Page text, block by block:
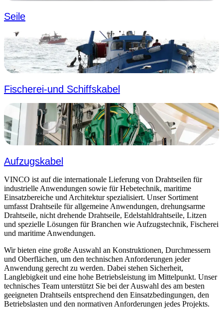
Seile
Fischerei-und Schiffskabel
Aufzugskabel
VINCO ist auf die internationale Lieferung von Drahtseilen für
industrielle Anwendungen sowie für Hebetechnik, maritime
Einsatzbereiche und Architektur spezialisiert. Unser Sortiment
umfasst Drahtseile für allgemeine Anwendungen, drehungsarme
Drahtseile, nicht drehende Drahtseile, Edelstahldrahtseile, Litzen
und spezielle Lösungen für Branchen wie Aufzugstechnik, Fischerei
und maritime Anwendungen.
Wir bieten eine große Auswahl an Konstruktionen, Durchmessern
und Oberflächen, um den technischen Anforderungen jeder
Anwendung gerecht zu werden. Dabei stehen Sicherheit,
Langlebigkeit und eine hohe Betriebsleistung im Mittelpunkt. Unser
technisches Team unterstützt Sie bei der Auswahl des am besten
geeigneten Drahtseils entsprechend den Einsatzbedingungen, den
Betriebslasten und den normativen Anforderungen jedes Projekts.